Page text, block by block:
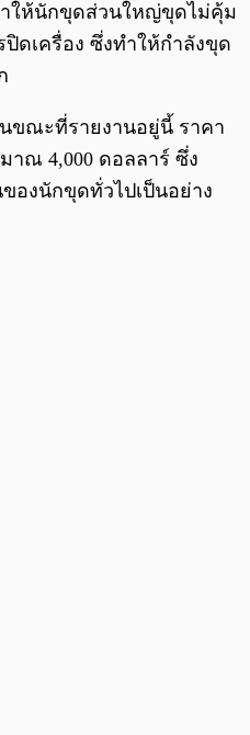
ำให้นักขุดส่วนใหญ่ขุดไม่คุ้ม
ดเครื่อง ซึ่งทำให้กำลังขุด
ขณะที่รายงานอยู่นี้ ราคา
าณ 4,000 ดอลลาร์ ซึ่ง
องนักขุดทั่วไปเป็นอย่าง